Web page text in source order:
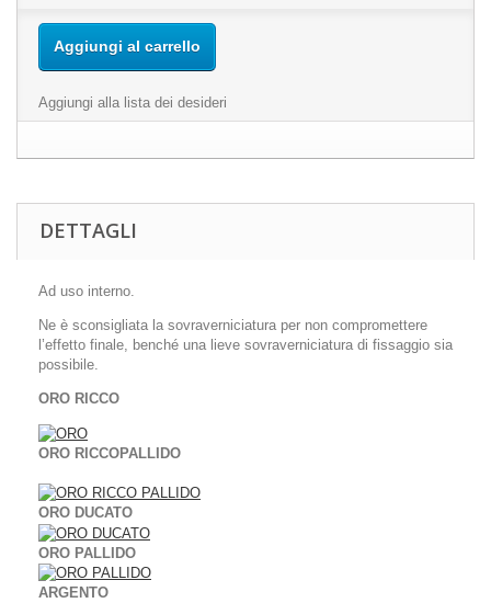
Aggiungi al carrello
Aggiungi alla lista dei desideri
DETTAGLI
Ad uso interno.
Ne è sconsigliata la sovraverniciatura per non compromettere
l’effetto finale, benché una lieve sovraverniciatura di fissaggio sia
possibile.
ORO RICCO
ORO RICCOPALLIDO
ORO DUCATO
ORO PALLIDO
ARGENTO